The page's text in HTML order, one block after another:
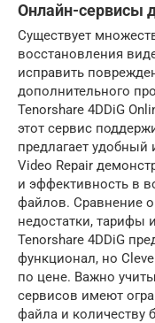
Онлайн-сервисы
Существует
восстановления
исправить
дополнительного
Tenorshare 4DDiG
этот сервис
предлагает удобный
Video Repair
и эффективность в
файлов. Сравнение
недостатки, тарифы
Tenorshare 4DDiG
функционал, но
по цене. Важно
сервисов имеют
файла и количеству